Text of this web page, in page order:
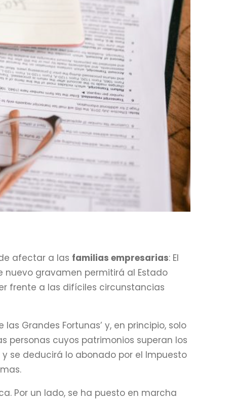
afectar a las familias empresarias: El
nuevo gravamen permitirá al Estado
frente a las difíciles circunstancias
Grandes Fortunas’ y, en principio, solo
personas cuyos patrimonios superan los
se deducirá lo abonado por el Impuesto
Por un lado, se ha puesto en marcha